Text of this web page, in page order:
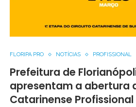
FLORIPA PRO NOTÍCIAS PROFISSIONAL
Prefeitura de
apresentam a abertura
Catarinense Profissional